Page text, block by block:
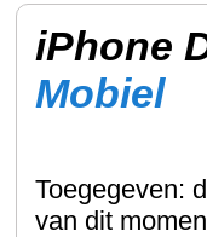
iPhone
Mobiel
Toegegeven:
van dit